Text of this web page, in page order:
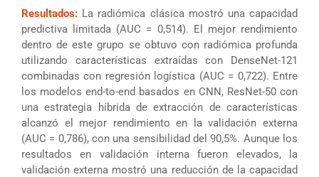
Resultados:La radiómica clásica mostró una capacidad
predictiva limitada (AUC = 0,514). El mejor rendimiento
dentro de este grupo se obtuvo con radiómica profunda
utilizando características extraídas con DenseNet-121
combinadas con regresión logística (AUC = 0,722). Entre
los modelos end-to-end basados en CNN, ResNet-50 con
una estrategia híbrida de extracción de características
alcanzó el mejor rendimiento en la validación externa
(AUC = 0,786), con una sensibilidad del 90,5%. Aunque los
resultados en validación interna fueron elevados, la
validación externa mostró una reducción de la capacidad